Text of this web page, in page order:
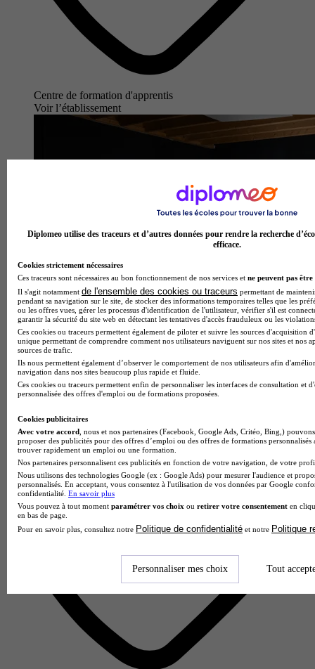
Centre de formation d'apprentis
Voir l’établissement
AGR, l’École de l’Image - Nantes
Aucun avis
Nantes
Diplomeo utilise des traceurs et d’autres données pour rendre la recherche
efficace.
Cookies strictement nécessaires
Ces traceurs sont nécessaires au bon fonctionnement de nos services et ne peuvent pas être
Il s'agit notamment de l'ensemble des cookies ou traceurs permettant de
pendant sa navigation sur le site, de stocker des informations temporaires telles que les
ou les offres vues, gérer les processus d'identification de l'utilisateur, vérifier s'il est
garantir la sécurité du site web en détectant les tentatives d'accès frauduleux ou les
Ces cookies ou traceurs permettent également de piloter et suivre les sources d'acquisition
unique permettant de comprendre comment nos utilisateurs naviguent sur nos sites et nos
sources de trafic.
Ils nous permettent également d’observer le comportement de nos utilisateurs afin
navigation dans nos sites beaucoup plus rapide et fluide.
Ces cookies ou traceurs permettent enfin de personnaliser les interfaces de consultation et
personnalisée des offres d'emploi ou de formations proposées.
Cookies publicitaires
Avec votre accord , nous et nos partenaires (Facebook, Google Ads, Critéo, Bing,)
proposer des publicités pour des offres d’emploi ou des offres de formations
trouver rapidement un emploi ou une formation.
Nos partenaires personnalisent ces publicités en fonction de votre navigation, de votre
Nous utilisons des technologies Google (ex : Google Ads) pour mesurer l'audience et
personnalisés. En acceptant, vous consentez à l'utilisation de vos données par Google
confidentialité. En savoir plus
Vous pouvez à tout moment paramétrer vos choix ou retirer votre consentement en
en bas de page.
Pour en savoir plus, consultez notre Politique de confidentialité et notre Politique
Personnaliser mes choix Tout